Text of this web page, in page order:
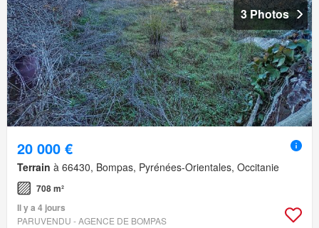
3 Photos
20 000 €
Terrain à 66430, Bompas, Pyrénées-Orientales, Occitanie
708 m²
Il y a 4 jours
PARUVENDU - AGENCE DE BOMPAS